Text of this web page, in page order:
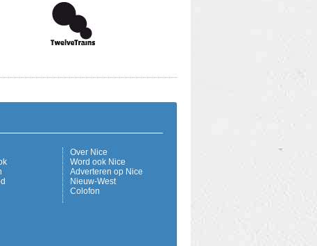
Over Nice
Word ook Nice
Adverteren op Nice
Nieuw-West
Colofon